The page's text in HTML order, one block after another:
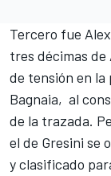
Tercero fue
tres décimas
de tensión en
Bagnaia, al
de la trazada.
el de Gresini se
y clasificado